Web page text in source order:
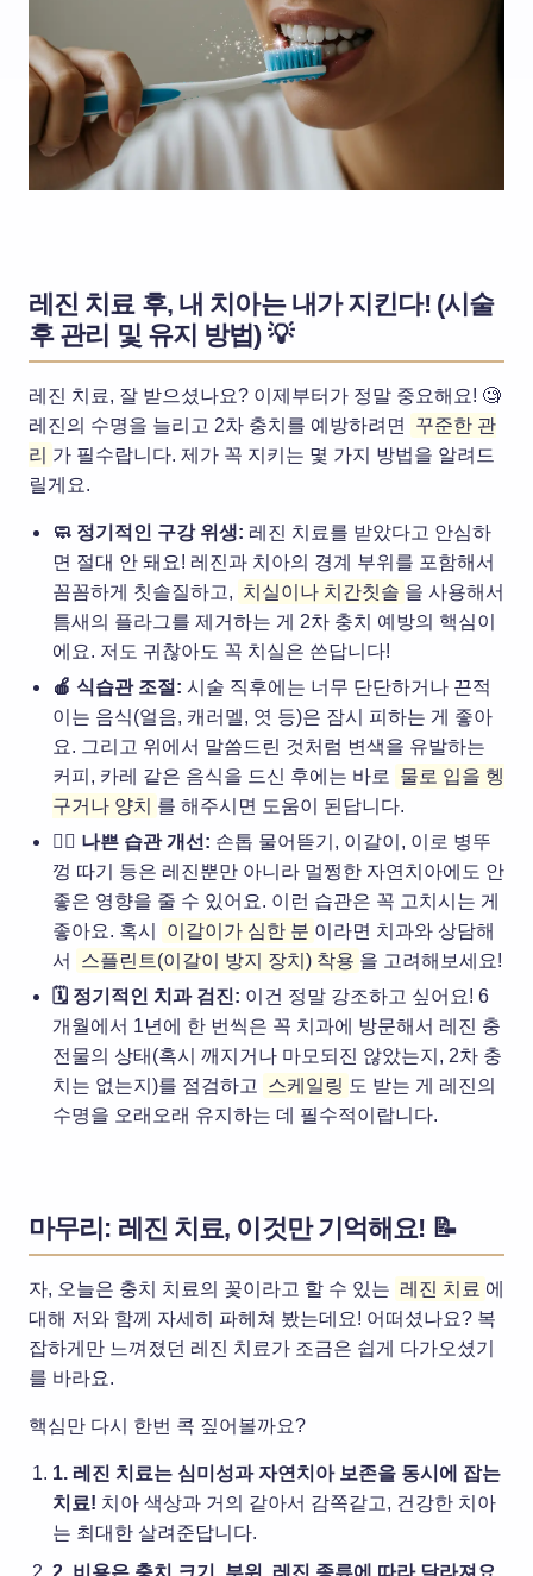
레진 치료 후, 내 치아는 내가 지킨다! (시술
후 관리 및 유지 방법) 💡
레진 치료, 잘 받으셨나요? 이제부터가 정말 중요해요! 🧐
레진의 수명을 늘리고 2차 충치를 예방하려면
꾸준한 관
리 가 필수랍니다. 제가 꼭 지키는 몇 가지 방법을 알려드
릴게요.
🧼 정기적인 구강 위생: 레진 치료를 받았다고 안심하
면 절대 안 돼요! 레진과 치아의 경계 부위를 포함해서
꼼꼼하게 칫솔질하고, 치실이나 치간칫솔 을 사용해서
틈새의 플라그를 제거하는 게 2차 충치 예방의 핵심이
에요. 저도 귀찮아도 꼭 치실은 쓴답니다!
🍎 식습관 조절: 시술 직후에는 너무 단단하거나 끈적
이는 음식(얼음, 캐러멜, 엿 등)은 잠시 피하는 게 좋아
요. 그리고 위에서 말씀드린 것처럼 변색을 유발하는
커피, 카레 같은 음식을 드신 후에는 바로
물로 입을 헹
구거나 양치
를 해주시면 도움이 된답니다.
🙅‍♀️ 나쁜 습관 개선: 손톱 물어뜯기, 이갈이, 이로 병뚜
껑 따기 등은 레진뿐만 아니라 멀쩡한 자연치아에도 안
좋은 영향을 줄 수 있어요. 이런 습관은 꼭 고치시는 게
좋아요. 혹시
이갈이가 심한 분 이라면 치과와 상담해
서
스플린트(이갈이 방지 장치) 착용 을 고려해보세요!
🗓️ 정기적인 치과 검진: 이건 정말 강조하고 싶어요! 6
개월에서 1년에 한 번씩은 꼭 치과에 방문해서 레진 충
전물의 상태(혹시 깨지거나 마모되진 않았는지, 2차 충
치는 없는지)를 점검하고
스케일링 도 받는 게 레진의
수명을 오래오래 유지하는 데 필수적이랍니다.
마무리: 레진 치료, 이것만 기억해요! 📝
자, 오늘은 충치 치료의 꽃이라고 할 수 있는 레진 치료 에
대해 저와 함께 자세히 파헤쳐 봤는데요! 어떠셨나요? 복
잡하게만 느껴졌던 레진 치료가 조금은 쉽게 다가오셨기
를 바라요.
핵심만 다시 한번 콕 짚어볼까요?
1. 레진 치료는 심미성과 자연치아 보존을 동시에 잡는
치료! 치아 색상과 거의 같아서 감쪽같고, 건강한 치아
는 최대한 살려준답니다.
2. 비용은 충치 크기, 부위, 레진 종류에 따라 달라져요.